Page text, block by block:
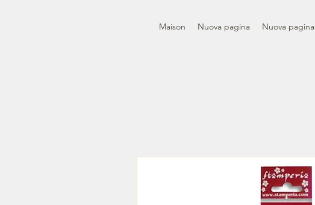
Maison Nuova pagina Nuova pagina